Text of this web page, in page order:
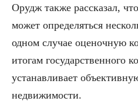
Орудж также рассказал,
может определяться
одном случае оценочную
итогам государственного
устанавливает
недвижимости.